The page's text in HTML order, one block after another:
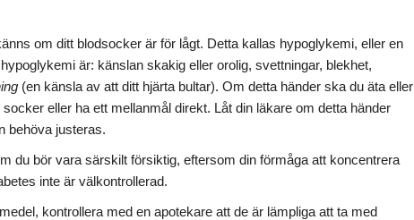
om ditt blodsocker är för lågt. Detta kallas hypoglykemi, eller en
är: känslan skakig eller orolig, svettningar, blekhet,
(en känsla av att ditt hjärta bultar). Om detta händer ska du äta eller
eller ha ett mellanmål direkt. Låt din läkare om detta händer
behöva justeras.
du bör vara särskilt försiktig, eftersom din förmåga att koncentrera
inte är välkontrollerad.
kontrollera med en apotekare att de är lämpliga att ta med